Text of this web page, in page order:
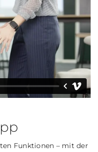
Funktionen – mit der